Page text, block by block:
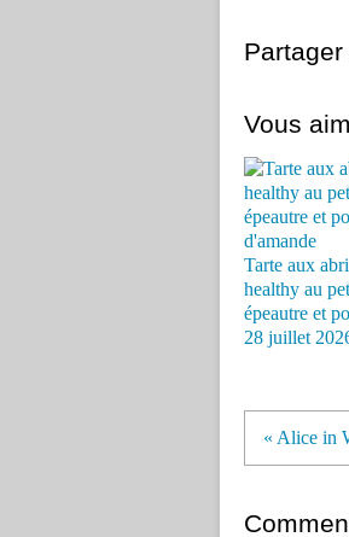
Vous
Tarte aux
healthy au
épeautre et
28 juillet
« Alice in